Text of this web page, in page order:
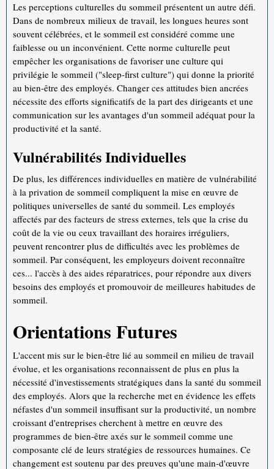
Les perceptions culturelles du sommeil présentent un autre défi.
Dans de nombreux milieux de travail, les longues heures sont
souvent célébrées, et le sommeil est considéré comme une
faiblesse ou un inconvénient. Cette norme culturelle peut
empêcher les organisations de favoriser une culture qui
privilégie le sommeil ("sleep-first culture") qui donne la priorité
au bien-être des employés. Changer ces attitudes bien ancrées
nécessite des efforts significatifs de la part des dirigeants et une
communication sur les avantages d'un sommeil adéquat pour la
productivité et la santé.
Vulnérabilités Individuelles
De plus, les différences individuelles en matière de vulnérabilité
à la privation de sommeil compliquent la mise en œuvre de
politiques universelles de santé du sommeil. Les employés
affectés par des facteurs de stress externes, tels que la crise du
coût de la vie ou ceux travaillant des horaires irréguliers,
peuvent rencontrer plus de difficultés avec les problèmes de
sommeil. Par conséquent, les employeurs doivent reconnaître
ces... l'accès à des aides réparatrices, pour répondre aux divers
besoins des employés et promouvoir de meilleures habitudes de
sommeil.
Orientations Futures
L'accent mis sur le bien-être lié au sommeil en milieu de travail
évolue, et les organisations reconnaissent de plus en plus la
nécessité d'investissements stratégiques dans la santé du sommeil
des employés. Alors que la recherche met en évidence les effets
néfastes d'un sommeil insuffisant sur la productivité, un nombre
croissant d'entreprises cherchent à mettre en œuvre des
programmes de bien-être axés sur le sommeil comme une
composante clé de leurs stratégies de ressources humaines. Ce
changement est soutenu par des preuves qu'une main-d'œuvre